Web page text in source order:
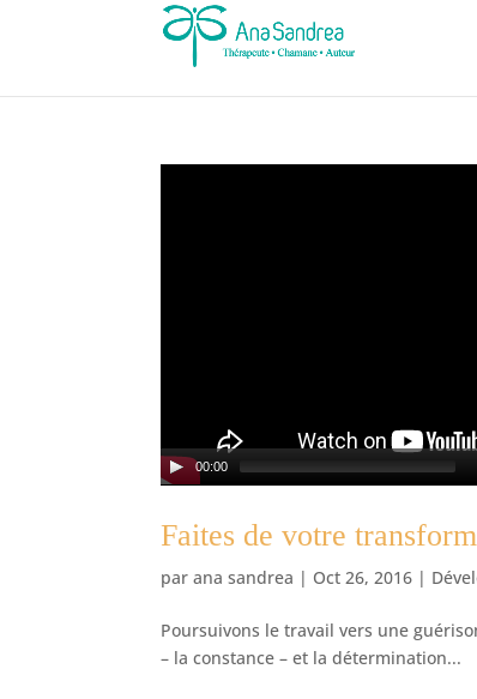
00:00
Faites de votre
parana sandrea | Oct 26, 2016 |
Poursuivons le travail vers une
– la constance – et la détermination...